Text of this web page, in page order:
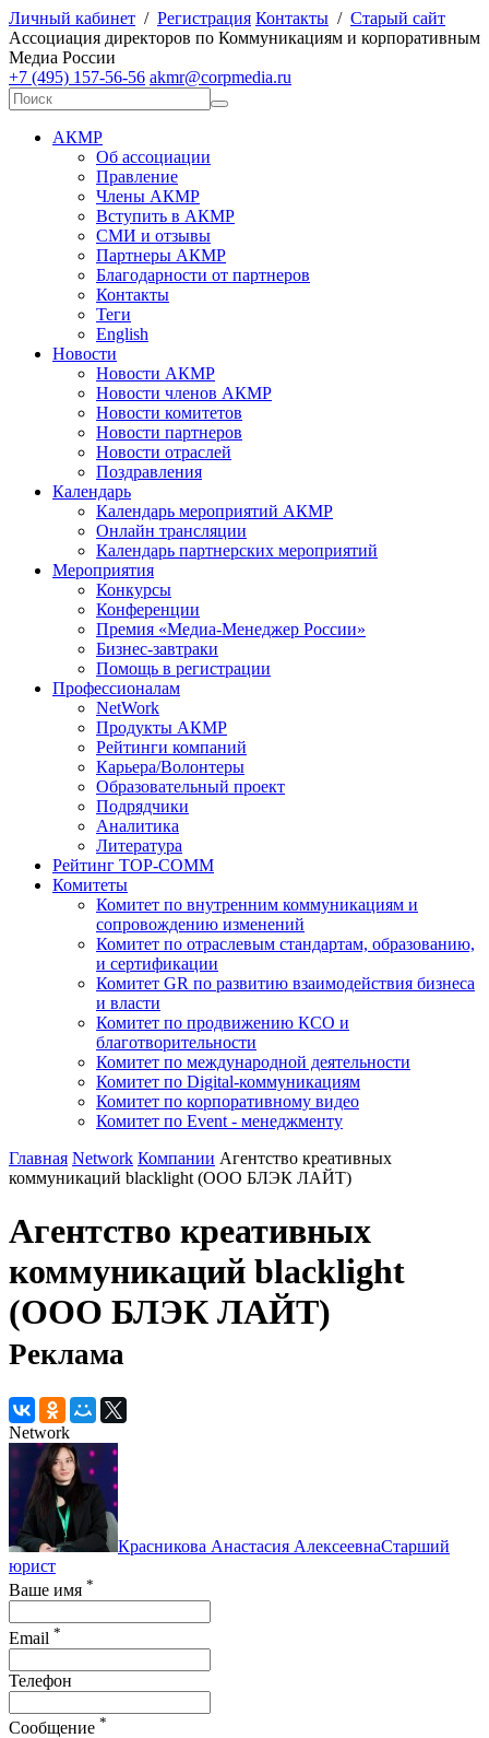
Личный кабинет / Регистрация Контакты / Старый сайт
Ассоциация директоров по Коммуникациям и корпоративным
Медиа России
+7 (495) 157-56-56 akmr@corpmedia.ru
АКМР
Об ассоциации
Правление
Члены АКМР
Вступить в АКМР
СМИ и отзывы
Партнеры АКМР
Благодарности от партнеров
Контакты
Теги
English
Новости
Новости АКМР
Новости членов АКМР
Новости комитетов
Новости партнеров
Новости отраслей
Поздравления
Календарь
Календарь мероприятий АКМР
Онлайн трансляции
Календарь партнерских мероприятий
Мероприятия
Конкурсы
Конференции
Премия «Медиа-Менеджер России»
Бизнес-завтраки
Помощь в регистрации
Профессионалам
NetWork
Продукты АКМР
Рейтинги компаний
Карьера/Волонтеры
Образовательный проект
Подрядчики
Аналитика
Литература
Рейтинг TOP-COMM
Комитеты
Комитет по внутренним коммуникациям и
сопровождению изменений
Комитет по отраслевым стандартам, образованию,
и сертификации
Комитет GR по развитию взаимодействия бизнеса
и власти
Комитет по продвижению КСО и
благотворительности
Комитет по международной деятельности
Комитет по Digital-коммуникациям
Комитет по корпоративному видео
Комитет по Event - менеджменту
Главная Network Компании Агентство креативных
коммуникаций blacklight (ООО БЛЭК ЛАЙТ)
Агентство креативных
коммуникаций blacklight
(ООО БЛЭК ЛАЙТ)
Реклама
Network
Красникова Анастасия АлексеевнаСтарший
юрист
Ваше имя *
Email *
Телефон
Сообщение *